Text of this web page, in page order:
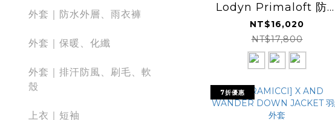
外套｜防水外層、雨衣褲
外套｜保暖、化纖
外套｜排汗防風、刷毛、軟
殼
上衣｜短袖
Lodyn Primaloft 防風
保暖連帽外套
NT$16,020
NT$17,800
7折優惠